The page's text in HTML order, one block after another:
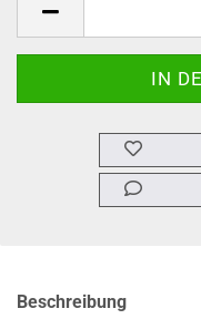
Beschreibung